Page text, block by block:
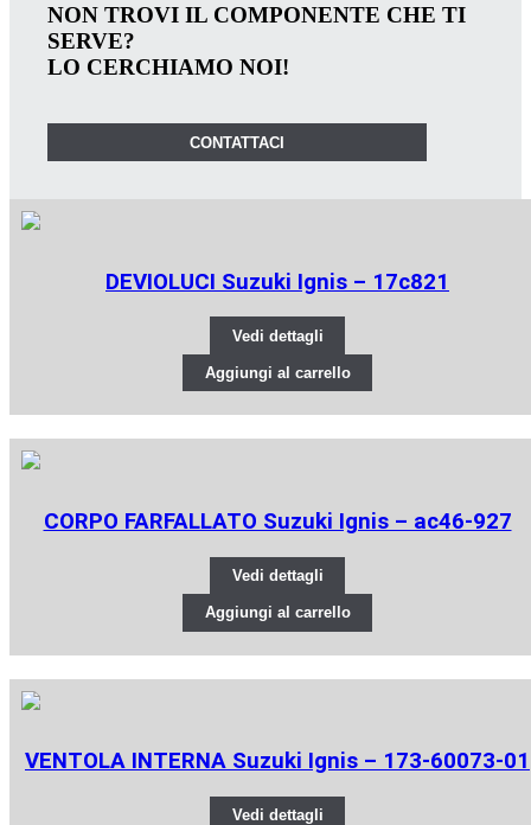
NON TROVI IL COMPONENTE CHE TI
SERVE?
LO CERCHIAMO NOI!
CONTATTACI
DEVIOLUCI Suzuki Ignis – 17c821
Vedi dettagli
Aggiungi al carrello
CORPO FARFALLATO Suzuki Ignis – ac46-927
Vedi dettagli
Aggiungi al carrello
VENTOLA INTERNA Suzuki Ignis – 173-60073-01
Vedi dettagli